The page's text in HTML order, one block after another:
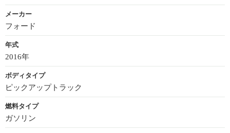
メーカー
フォード
年式
2016年
ボディタイプ
ピックアップトラック
燃料タイプ
ガソリン